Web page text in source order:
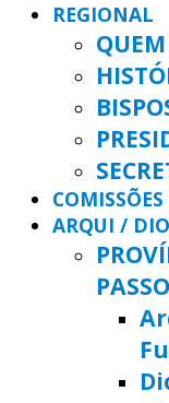
REGIONAL
ARQUI /